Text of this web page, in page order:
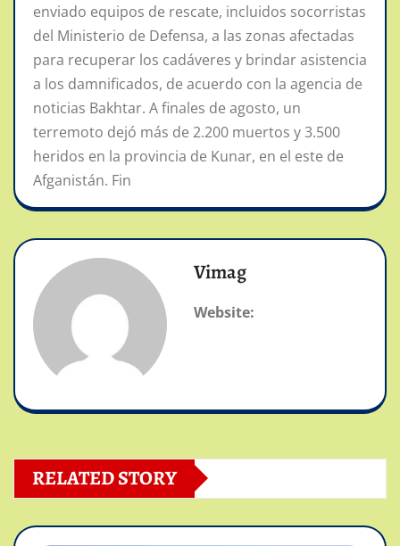
enviado equipos de rescate, incluidos socorristas
del Ministerio de Defensa, a las zonas afectadas
para recuperar los cadáveres y brindar asistencia
a los damnificados, de acuerdo con la agencia de
noticias Bakhtar. A finales de agosto, un
terremoto dejó más de 2.200 muertos y 3.500
heridos en la provincia de Kunar, en el este de
Afganistán. Fin
Vimag
Website:
RELATED STORY